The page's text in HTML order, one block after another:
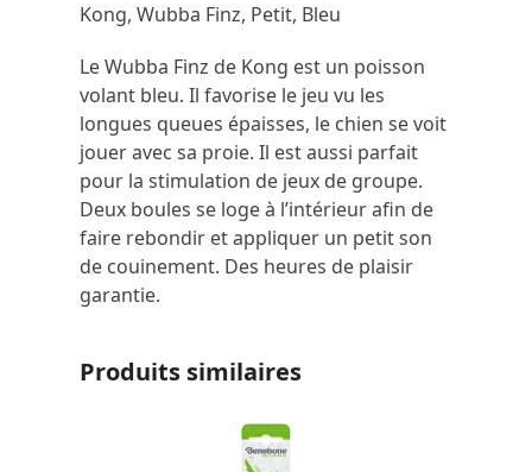
Kong, Wubba Finz, Petit, Bleu
Le Wubba Finz de Kong est un poisson
volant bleu. Il favorise le jeu vu les
longues queues épaisses, le chien se voit
jouer avec sa proie. Il est aussi parfait
pour la stimulation de jeux de groupe.
Deux boules se loge à l’intérieur afin de
faire rebondir et appliquer un petit son
de couinement. Des heures de plaisir
garantie.
Produits similaires